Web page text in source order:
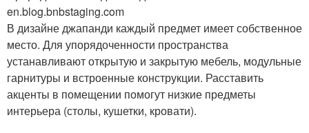
en.blog.bnbstaging.com
В дизайне джапанди каждый предмет имеет собственное
место. Для упорядоченности пространства
устанавливают открытую и закрытую мебель, модульные
гарнитуры и встроенные конструкции. Расставить
акценты в помещении помогут низкие предметы
интерьера (столы, кушетки, кровати).